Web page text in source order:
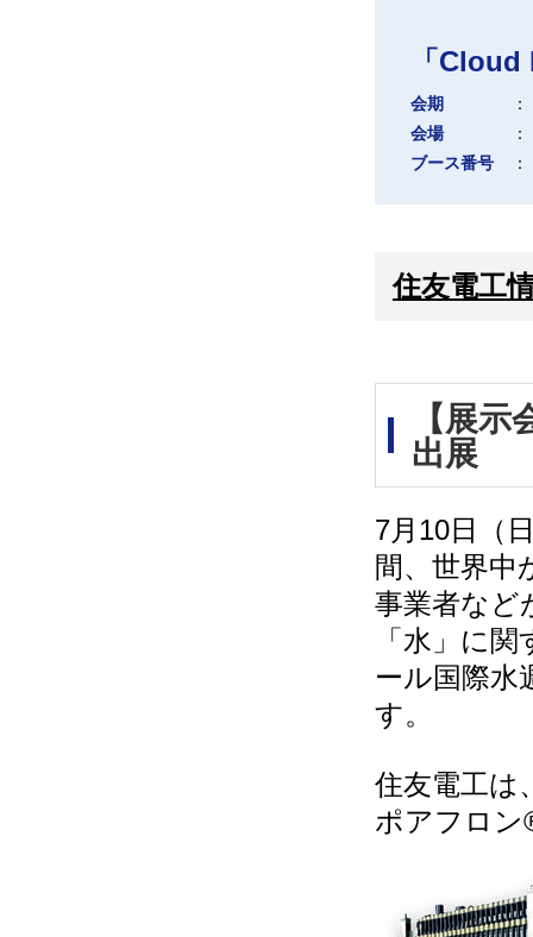
「
会期
：
会場
：
ブース番号
：
住友電工
【展
出展
7月10日（
間、世界中
事業者など
「水」に
ール国際水
す。
住友電工は
ポアフロン